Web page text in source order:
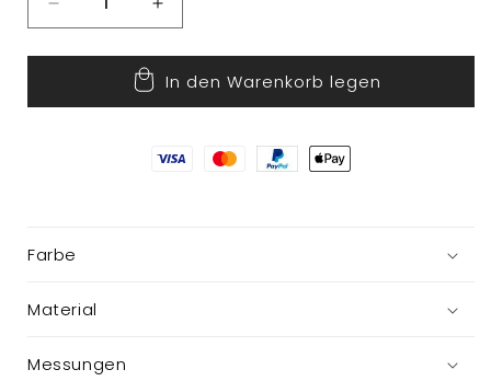
Verringere
die
Menge
Kalenderkerze
Erhöhe
die
Menge
für
Kalenderkerze
Glas
In den Warenkorb legen
Farbe
Material
Messungen